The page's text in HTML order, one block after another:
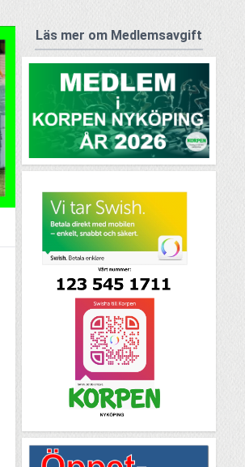
Läs mer om Medlemsavgift